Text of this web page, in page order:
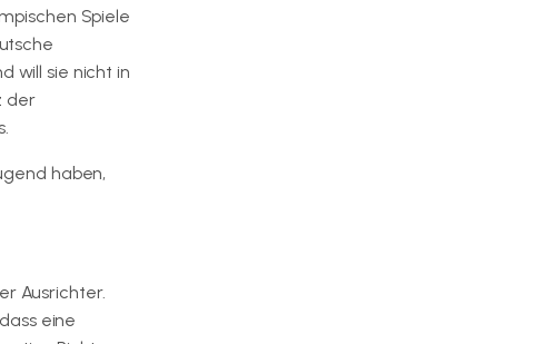
Spiele
will sie nicht in
der
haben,
Ausrichter.
eine